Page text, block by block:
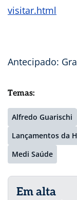
visitar.html
Antecipado:
Temas:
Alfredo Guarischi
Lançamentos da
Medi Saúde
Em alta